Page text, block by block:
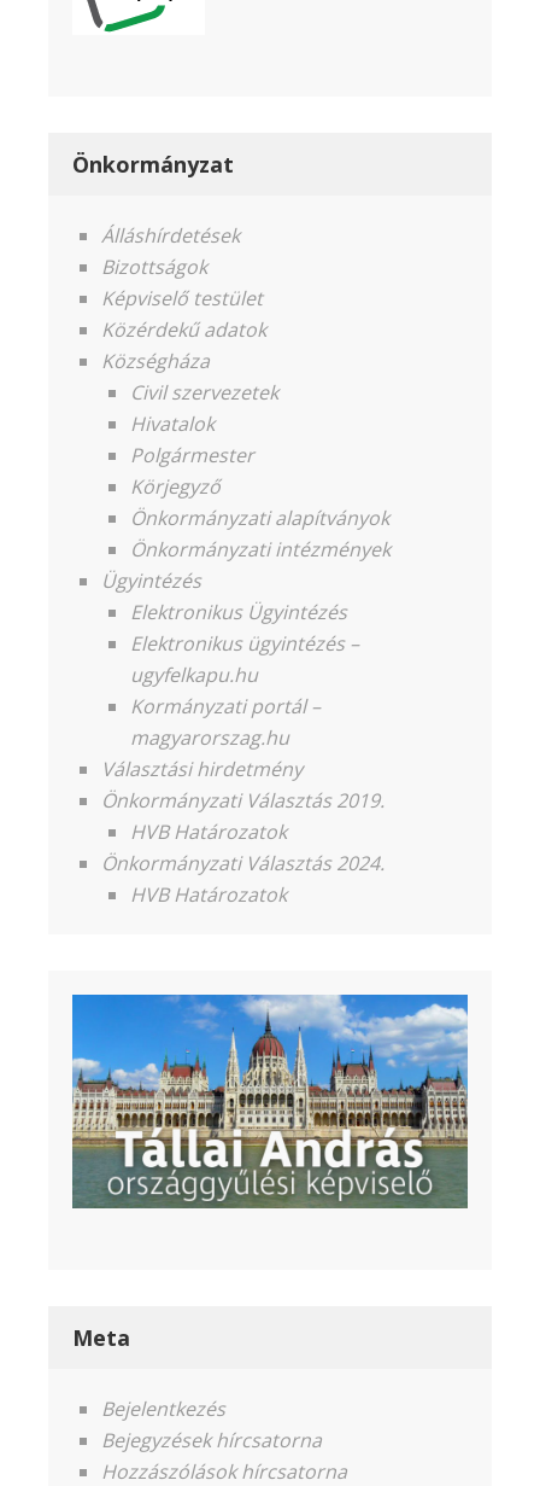
Önkormányzat
Álláshírdetések
Bizottságok
Képviselő testület
Közérdekű adatok
Községháza
Civil szervezetek
Hivatalok
Polgármester
Körjegyző
Önkormányzati alapítványok
Önkormányzati intézmények
Ügyintézés
Elektronikus Ügyintézés
Elektronikus ügyintézés –
ugyfelkapu.hu
Kormányzati portál –
magyarorszag.hu
Választási hirdetmény
Önkormányzati Választás 2019.
HVB Határozatok
Önkormányzati Választás 2024.
HVB Határozatok
Meta
Bejelentkezés
Bejegyzések hírcsatorna
Hozzászólások hírcsatorna